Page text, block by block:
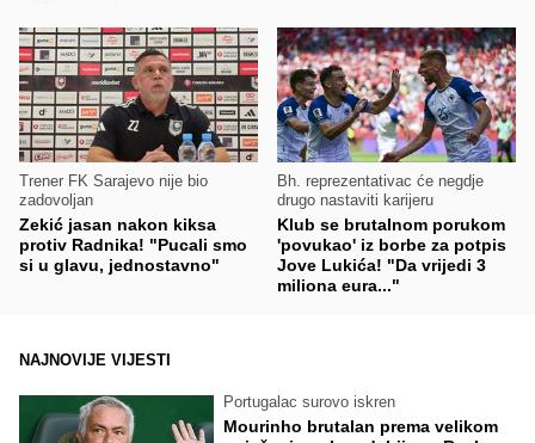
Trener FK Sarajevo nije bio
zadovoljan
Zekić jasan nakon kiksa
protiv Radnika! "Pucali smo
si u glavu, jednostavno"
Bh. reprezentativac će negdje
drugo nastaviti karijeru
Klub se brutalnom porukom
'povukao' iz borbe za potpis
Jove Lukića! "Da vrijedi 3
miliona eura..."
NAJNOVIJE VIJESTI
Portugalac surovo iskren
Mourinho brutalan prema velikom